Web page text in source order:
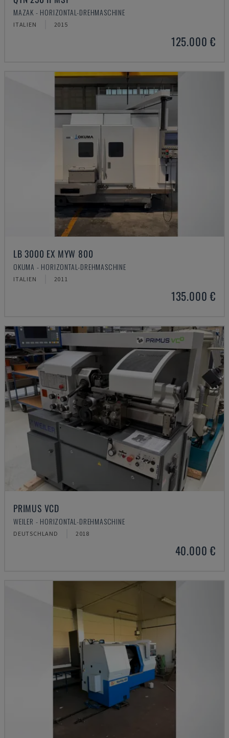
MAZAK - HORIZONTAL-DREHMASCHINE
ITALIEN 2015
125.000 €
LB 3000 EX MYW 800
OKUMA - HORIZONTAL-DREHMASCHINE
ITALIEN 2011
135.000 €
PRIMUS VCD
WEILER - HORIZONTAL-DREHMASCHINE
DEUTSCHLAND 2018
40.000 €